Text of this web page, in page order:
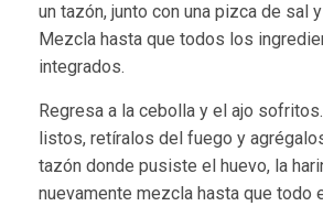
un tazón, junto con una pizca de sal
Mezcla hasta que todos los
integrados.
Regresa a la cebolla y el ajo
listos, retíralos del fuego y
tazón donde pusiste el huevo, la
nuevamente mezcla hasta que todo